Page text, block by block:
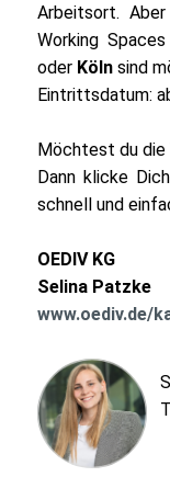
Arbeitsort.
Working
oder Köln sind
Eintrittsdatum:
Möchtest du die
Dann klicke
schnell und
OEDIV KG
Selina Patzke
www.oediv.de/